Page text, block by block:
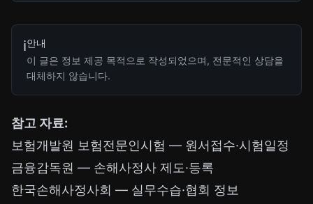
ℹ️안내
이 글은 정보 제공 목적으로 작성되었으며, 전문적인 상담을
대체하지 않습니다.
참고 자료:
보험개발원 보험전문인시험 — 원서접수·시험일정
금융감독원 — 손해사정사 제도·등록
한국손해사정사회 — 실무수습·협회 정보